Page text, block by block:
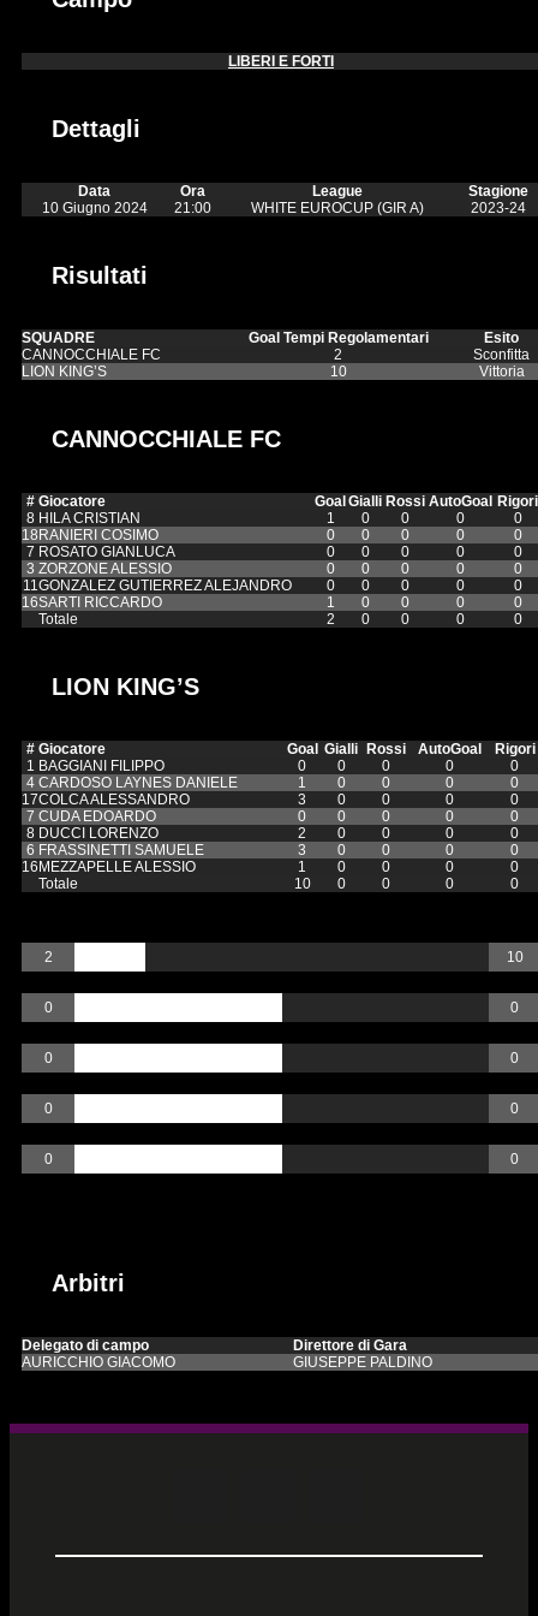
LIBERI E FORTI
Dettagli
Data Ora League
Stagione
10 Giugno 2024
21:00 WHITE EUROCUP (GIR A) 2023-24
Risultati
SQUADRE Goal Tempi Regolamentari
Esito
CANNOCCHIALE FC
2
Sconfitta
LION KING’S
10 Vittoria
CANNOCCHIALE FC
# Giocatore GoalGialli Rossi AutoGoal Rigori
8 HILA CRISTIAN 1 0 0 0
0
18RANIERI COSIMO 0 0 0 0
0
7 ROSATO GIANLUCA 0 0 0 0
0
3 ZORZONE ALESSIO 0 0 0 0
0
11GONZALEZ GUTIERREZ ALEJANDRO 0 0 0 0
0
16SARTI RICCARDO 1 0 0 0
0
Totale
2 0 0 0 0
LION KING’S
# Giocatore Goal Gialli Rossi AutoGoal
Rigori
1 BAGGIANI FILIPPO 0 0 0 0
0
4 CARDOSO LAYNES DANIELE 1 0 0 0
0
17COLCA ALESSANDRO 3 0 0 0
0
7 CUDA EDOARDO 0 0 0 0
0
8 DUCCI LORENZO 2 0 0 0
0
6 FRASSINETTI SAMUELE 3 0 0 0
0
16MEZZAPELLE ALESSIO 1 0 0 0
0
Totale
10 0 0 0 0
2 10
0 0
0 0
0 0
0 0
Arbitri
Delegato di campo
Direttore di Gara
AURICCHIO GIACOMO
GIUSEPPE PALDINO